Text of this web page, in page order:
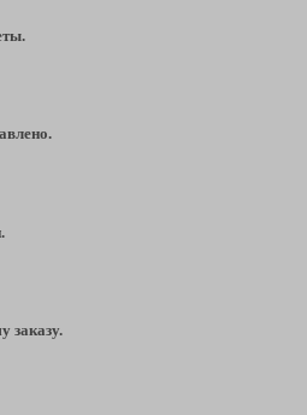
заказу.